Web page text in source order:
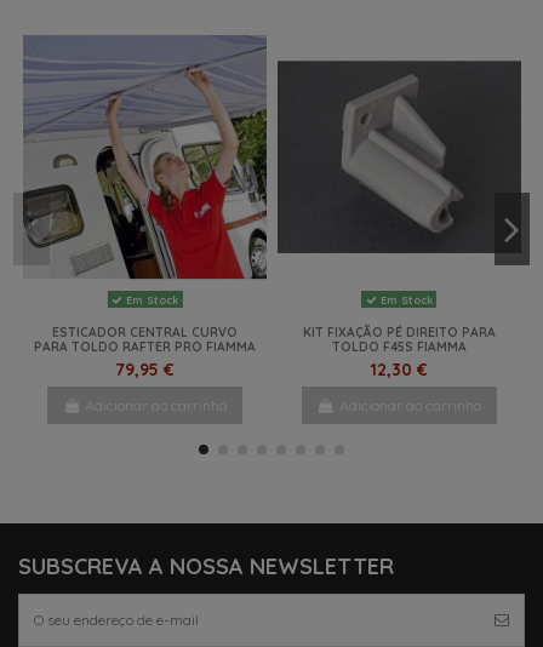
Em Stock
ESTICADOR CENTRAL CURVO
PARA TOLDO RAFTER PRO FIAMMA
79,95 €
Adicionar ao carrinho
Em Stock
KIT FIXAÇÃO PÉ DIREITO PARA
TOLDO F45S FIAMMA
12,30 €
Adicionar ao carrinho
SUBSCREVA A NOSSA NEWSLETTER